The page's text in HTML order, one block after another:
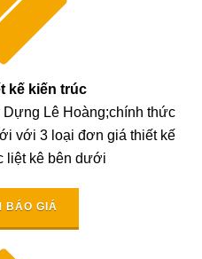
kế kiến trúc
Lê Hoàng;chính thức
với 3 loại đơn giá thiết kế
liệt kê bên dưới
BÁO GIÁ